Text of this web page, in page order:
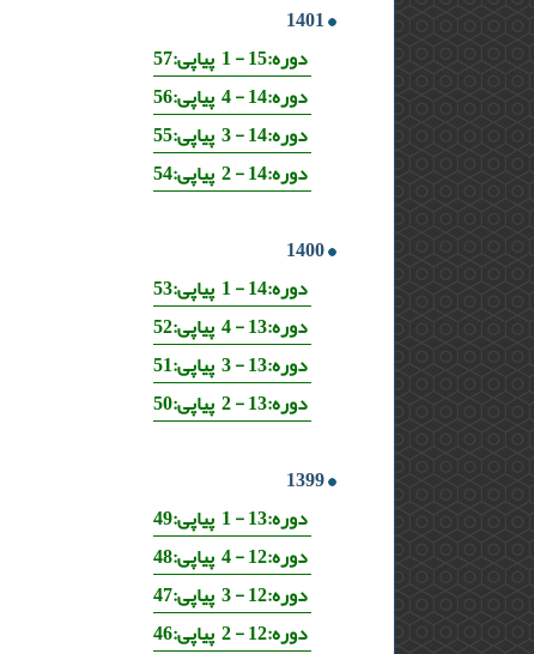
1401
دوره:15 - 1 پیاپی:57
دوره:14 - 4 پیاپی:56
دوره:14 - 3 پیاپی:55
دوره:14 - 2 پیاپی:54
1400
دوره:14 - 1 پیاپی:53
دوره:13 - 4 پیاپی:52
دوره:13 - 3 پیاپی:51
دوره:13 - 2 پیاپی:50
1399
دوره:13 - 1 پیاپی:49
دوره:12 - 4 پیاپی:48
دوره:12 - 3 پیاپی:47
دوره:12 - 2 پیاپی:46